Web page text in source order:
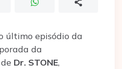
último episódio da
da
de Dr. STONE,